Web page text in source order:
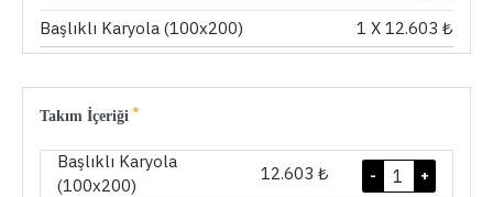
Başlıklı Karyola (100x200)
1 X 12.603 ₺
Takım İçeriği
Başlıklı Karyola
(100x200)
12.603 ₺ +
-